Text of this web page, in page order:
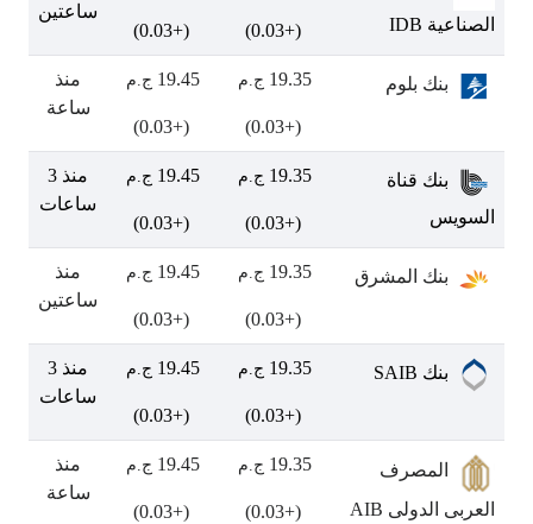
الصناعية IDB
(+0.03)
(+0.03)
ساعتين
بنك بلوم 19.35 ج.م
(+0.03)
19.45 ج.م
(+0.03)
منذ
ساعة
بنك قناة
السويس
19.35 ج.م
(+0.03)
19.45 ج.م
(+0.03)
منذ 3
ساعات
بنك المشرق 19.35 ج.م
(+0.03)
19.45 ج.م
(+0.03)
منذ
ساعتين
بنك SAIB 19.35 ج.م
(+0.03)
19.45 ج.م
(+0.03)
منذ 3
ساعات
المصرف
العربى الدولى AIB
19.35 ج.م
(+0.03)
19.45 ج.م
(+0.03)
منذ
ساعة